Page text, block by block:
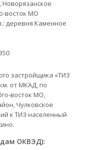
Новорязанское
восток МО
деревня Каменное
застройщика «ТИЗ
от МКАД, по
восток МО,
Чулковское
к ТИЗ населенный
ОКВЭД):